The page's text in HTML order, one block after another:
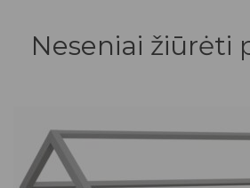
Neseniai žiūrėti